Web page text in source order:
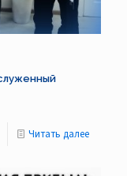
Читать далее